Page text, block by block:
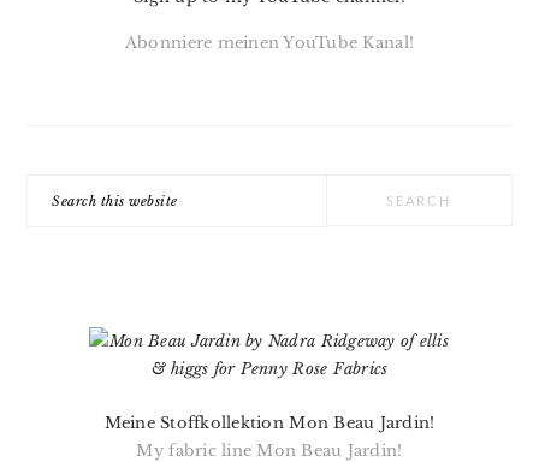
Abonniere meinen YouTube Kanal!
Meine Stoffkollektion Mon Beau Jardin!
My fabric line Mon Beau Jardin!